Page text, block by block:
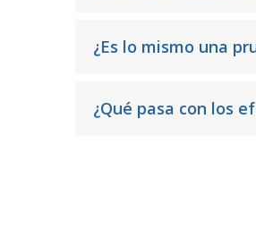
¿Es lo mismo una
¿Qué pasa con los